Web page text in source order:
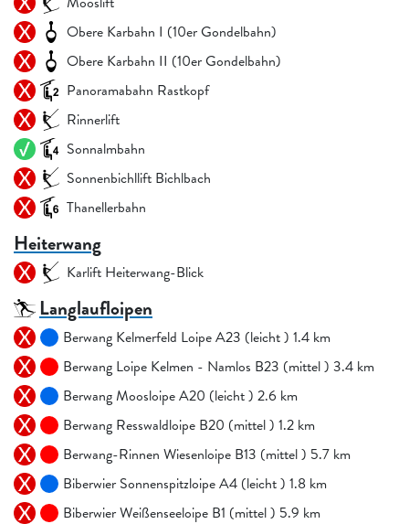
Obere Karbahn I (10er Gondelbahn)
Obere Karbahn II (10er Gondelbahn)
Panoramabahn Rastkopf
Rinnerlift
Sonnalmbahn
Sonnenbichllift Bichlbach
Thanellerbahn
Heiterwang
Karlift Heiterwang-Blick
Langlaufloipen
Berwang Kelmerfeld Loipe A23 (leicht ) 1.4 km
Berwang Loipe Kelmen - Namlos B23 (mittel ) 3.4 km
Berwang Moosloipe A20 (leicht ) 2.6 km
Berwang Resswaldloipe B20 (mittel ) 1.2 km
Berwang-Rinnen Wiesenloipe B13 (mittel ) 5.7 km
Biberwier Sonnenspitzloipe A4 (leicht ) 1.8 km
Biberwier Weißenseeloipe B1 (mittel ) 5.9 km